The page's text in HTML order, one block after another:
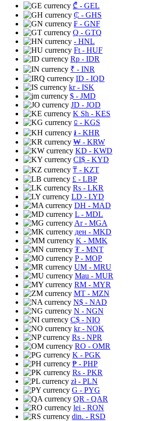
₾ - GEL
₵ - GHS
₣ - GNF
Q - GTQ
- HNL
Ft - HUF
Rp - IDR
₹ - INR
ID - IQD
kr- ISK
$ - JMD
JD - JOD
K Sh - KES
⃀ - KGS
៛ - KHR
₩ - KRW
KD - KWD
CI$ - KYD
₸ - KZT
£ - LBP
Rs - LKR
LD - LYD
DH - MAD
L - MDL
Ar- MGA
ден - MKD
K - MMK
₮ - MNT
P- MOP
UM - MRU
Mau - MUR
RM - MYR
MT - MZN
N$ - NAD
N - NGN
C$ - NIO
kr- NOK
Rs - NPR
RO - OMR
K - PGK
₱ - PHP
Rs - PKR
zł- PLN
G - PYG
QR - QAR
lei - RON
din. - RSD